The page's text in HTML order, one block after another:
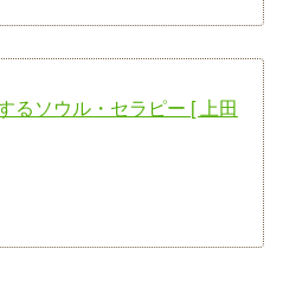
るソウル・セラピー [ 上田